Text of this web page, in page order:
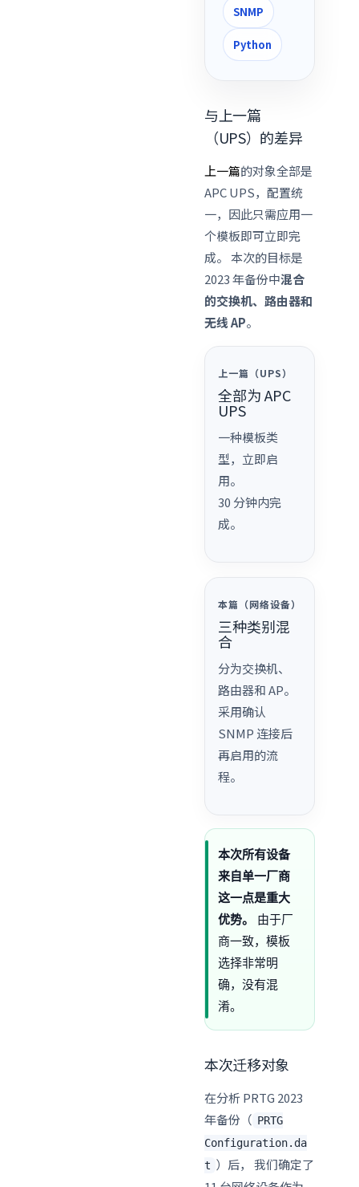
SNMP
Python
与上一篇
（UPS）的差异
上一篇的对象全部是
APC UPS，配置统
一，因此只需应用一
个模板即可立即完
成。 本次的目标是
2023 年备份中混合
的交换机、路由器和
无线 AP。
上一篇（UPS）
全部为 APC
UPS
一种模板类
型，立即启
用。
30 分钟内完
成。
本篇（网络设备）
三种类别混
合
分为交换机、
路由器和 AP。
采用确认
SNMP 连接后
再启用的流
程。
本次所有设备
来自单一厂商
这一点是重大
优势。
由于厂
商一致，模板
选择非常明
确，没有混
淆。
本次迁移对象
在分析 PRTG 2023
年备份（ PRTG
Configuration.da
t ）后， 我们确定了